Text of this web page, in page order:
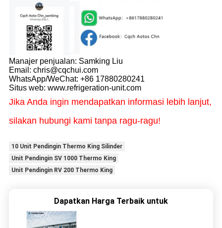
Manajer penjualan: Samking Liu
Email: chris@cqchui.com
WhatsApp/WeChat: +86 17880280241
Situs web: www.refrigeration-unit.com
Jika Anda ingin mendapatkan informasi lebih lanjut,
silakan hubungi kami tanpa ragu-ragu!
10 Unit Pendingin Thermo King Silinder
Unit Pendingin SV 1000 Thermo King
Unit Pendingin RV 200 Thermo King
Dapatkan Harga Terbaik untuk